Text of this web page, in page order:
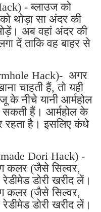
- ब्लाउज को
थोड़ा सा अंदर की
अब वहां अंदर की
दें ताकि वह बाहर से
Hack)- अगर
चाहती हैं, तो यही
के नीचे यानी आर्महोल
हैं। आर्महोल के
रहता है। इसलिए कंधे
Dori Hack) -
कलर (जैसे सिल्वर,
डोरी खरीद लें।
कलर (जैसे सिल्वर,
डोरी खरीद लें।